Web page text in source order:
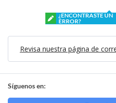
¿ENCONTRASTE UN
ERROR?
Revisa nuestra página de
Síguenos en: